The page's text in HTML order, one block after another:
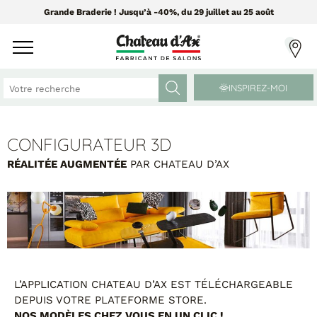
Grande Braderie ! Jusqu’à -40%, du 29 juillet au 25 août
CANAPÉS ET FAUTEUILS
850 tissus et 250 cuirs
PAR MATIÈRE
Canapés cuir
Canapés tissu
MEUBLES ET DÉCO
PAR CATÉGORIE
Chaises
Coussins
Objets déco
Tableaux
INSPIREZ-MOI
CONFIGURATEUR 3D
RÉALITÉE AUGMENTÉE PAR CHATEAU D’AX
L’APPLICATION CHATEAU D’AX EST TÉLÉCHARGEABLE
DEPUIS VOTRE PLATEFORME STORE.